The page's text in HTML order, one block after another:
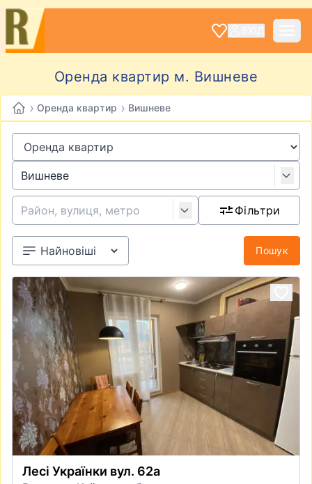
Оренда квартир м. Вишневе
› Оренда квартир › Вишневе
Фільтри
Пошук
Лесі Українки вул. 62а